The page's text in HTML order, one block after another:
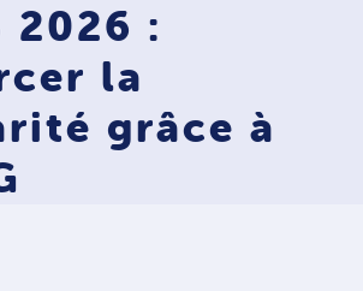
2026 :
la
grâce à